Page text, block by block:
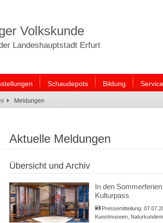
Volkskunde
Landeshauptstadt Erfurt
Schaudepots Bildung Service
Meldungen
Aktuelle Meldungen
Übersicht und Archiv
In den
Kulturpass
Pressemitteilung:
Kunstmuseen,